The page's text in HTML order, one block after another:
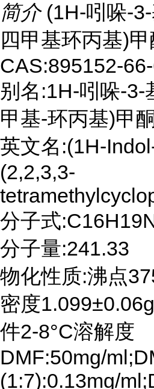
简介 (1H-吲哚-
四甲基环丙基)甲
CAS:895152-
别名:1H-吲哚-3-
甲基-环丙基)甲酮
英文名:(1H-
(2,2,3,3-
分子式
分子量:241.33
物化性质:沸点
密度
件2-8°C溶解度
DMF:50mg/
(1:7):0.13mg/